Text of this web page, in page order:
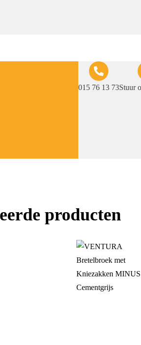
015 76 13 73Stuur
producten